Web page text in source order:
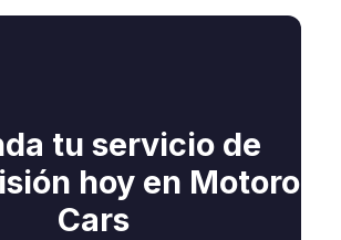
tu servicio de
hoy en Motoro
Cars